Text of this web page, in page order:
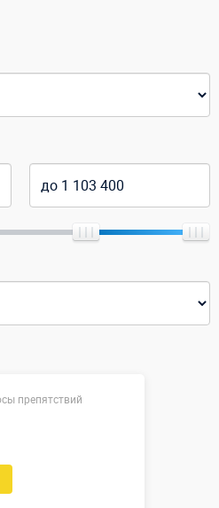
препятствий